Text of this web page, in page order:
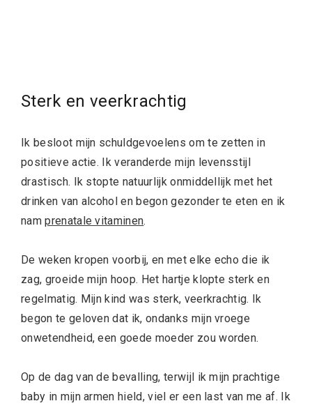
Sterk en veerkrachtig
Ik besloot mijn schuldgevoelens om te zetten in
positieve actie. Ik veranderde mijn levensstijl
drastisch. Ik stopte natuurlijk onmiddellijk met het
drinken van alcohol en begon gezonder te eten en ik
namprenatale vitaminen.
De weken kropen voorbij, en met elke echo die ik
zag, groeide mijn hoop. Het hartje klopte sterk en
regelmatig. Mijn kind was sterk, veerkrachtig. Ik
begon te geloven dat ik, ondanks mijn vroege
onwetendheid, een goede moeder zou worden.
Op de dag van de bevalling, terwijl ik mijn prachtige
baby in mijn armen hield, viel er een last van me af. Ik